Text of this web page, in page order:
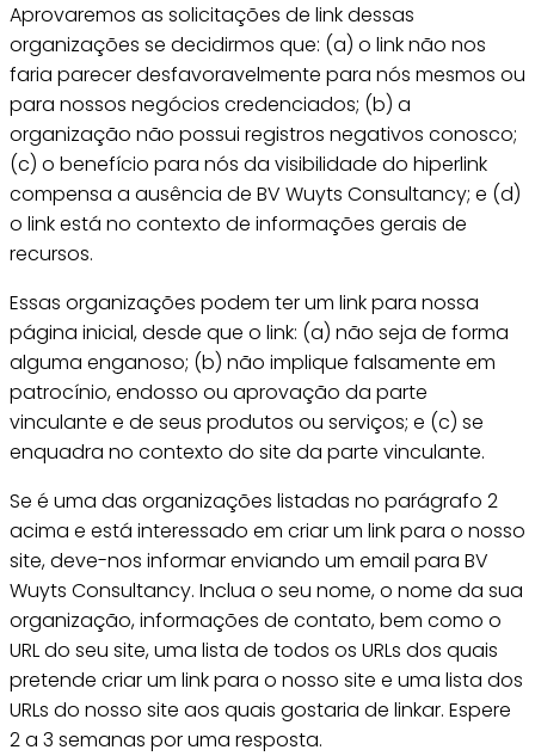
Aprovaremos as solicitações de link dessas
organizações se decidirmos que: (a) o link não nos
faria parecer desfavoravelmente para nós mesmos ou
para nossos negócios credenciados; (b) a
organização não possui registros negativos conosco;
(c) o benefício para nós da visibilidade do hiperlink
compensa a ausência de BV Wuyts Consultancy; e (d)
o link está no contexto de informações gerais de
recursos.
Essas organizações podem ter um link para nossa
página inicial, desde que o link: (a) não seja de forma
alguma enganoso; (b) não implique falsamente em
patrocínio, endosso ou aprovação da parte
vinculante e de seus produtos ou serviços; e (c) se
enquadra no contexto do site da parte vinculante.
Se é uma das organizações listadas no parágrafo 2
acima e está interessado em criar um link para o nosso
site, deve-nos informar enviando um email para BV
Wuyts Consultancy. Inclua o seu nome, o nome da sua
organização, informações de contato, bem como o
URL do seu site, uma lista de todos os URLs dos quais
pretende criar um link para o nosso site e uma lista dos
URLs do nosso site aos quais gostaria de linkar. Espere
2 a 3 semanas por uma resposta.